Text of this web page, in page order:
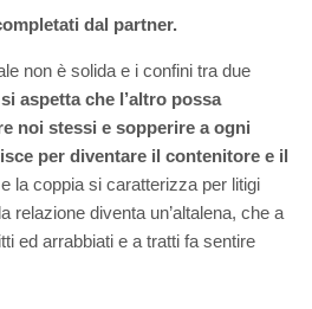
dal partner.
non è solida e i confini tra due
aspetta che l’altro possa
noi stessi e sopperire a ogni
per diventare il contenitore e il
e la coppia si caratterizza per litigi
relazione diventa un’altalena, che a
ed arrabbiati e a tratti fa sentire